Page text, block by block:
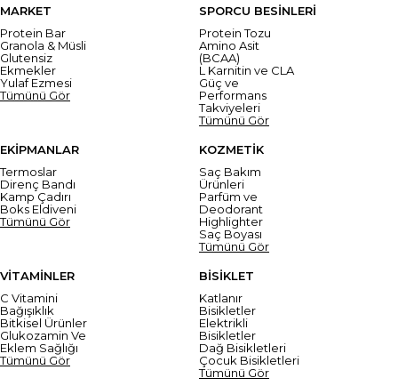
MARKET
Protein Bar
Granola & Müsli
Glutensiz
Ekmekler
Yulaf Ezmesi
Tümünü Gör
SPORCU BESİNLERİ
Protein Tozu
Amino Asit
(BCAA)
L Karnitin ve CLA
Güç ve
Performans
Takviyeleri
Tümünü Gör
EKİPMANLAR
Termoslar
Direnç Bandı
Kamp Çadırı
Boks Eldiveni
Tümünü Gör
KOZMETİK
Saç Bakım
Ürünleri
Parfüm ve
Deodorant
Highlighter
Saç Boyası
Tümünü Gör
VİTAMİNLER
C Vitamini
Bağışıklık
Bitkisel Ürünler
Glukozamin Ve
Eklem Sağlığı
Tümünü Gör
BİSİKLET
Katlanır
Bisikletler
Elektrikli
Bisikletler
Dağ Bisikletleri
Çocuk Bisikletleri
Tümünü Gör